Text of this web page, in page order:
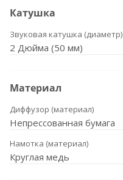
Катушка
Звуковая катушка (диаметр)
2 Дюйма (50 мм)
Материал
Диффузор (материал)
Непрессованная бумага
Намотка (материал)
Круглая медь